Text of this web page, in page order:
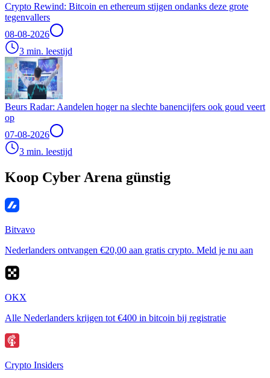
Crypto Rewind: Bitcoin en ethereum stijgen ondanks deze grote
tegenvallers
08-08-2026
3 min. leestijd
Beurs Radar: Aandelen hoger na slechte banencijfers ook goud veert
op
07-08-2026
3 min. leestijd
Koop Cyber Arena günstig
Bitvavo
Nederlanders ontvangen €20,00 aan gratis crypto. Meld je nu aan
OKX
Alle Nederlanders krijgen tot €400 in bitcoin bij registratie
Crypto Insiders